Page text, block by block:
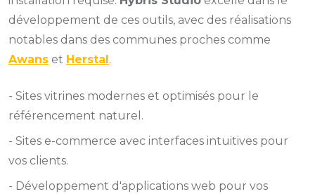
développement de ces outils, avec des réalisations
notables dans des communes proches comme
Awans et Herstal.
- Sites vitrines modernes et optimisés pour le
référencement naturel.
- Sites e-commerce avec interfaces intuitives pour
vos clients.
- Développement d'applications web pour vos